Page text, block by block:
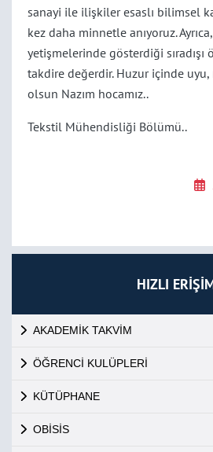
HIZLI
AKADEMİK TAKVİM
ÖĞRENCİ KULÜPLERİ
KÜTÜPHANE
OBİSİS
sanayi ile ilişkiler esaslı bilimsel
kez daha minnetle anıyoruz.
yetişmelerinde gösterdiği sıradışı
takdire değerdir. Huzur içinde uyu,
olsun Nazım hocamız..
Tekstil Mühendisliği Bölümü..